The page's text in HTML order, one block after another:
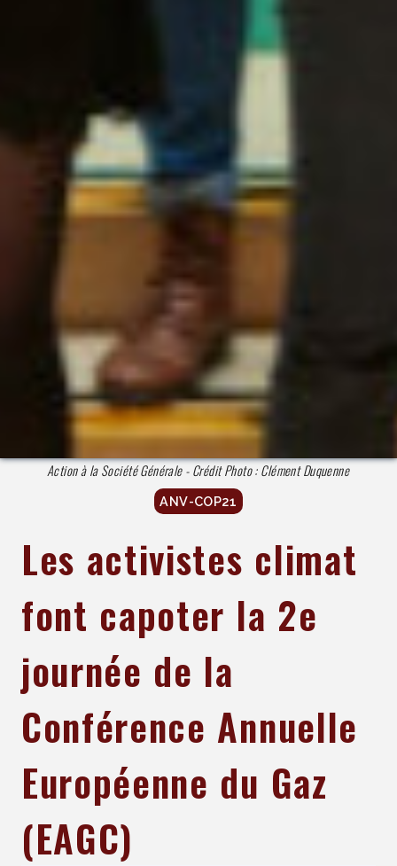
Action à la Société Générale - Crédit Photo : Clément Duquenne
ANV-COP21
Les activistes climat
font capoter la 2e
journée de la
Conférence Annuelle
Européenne du Gaz
(EAGC)